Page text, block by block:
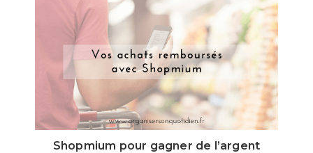
Shopmium pour gagner de l’argent